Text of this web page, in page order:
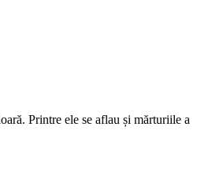
Printre ele se aflau și mărturiile a